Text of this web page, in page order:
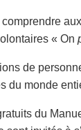
« On
de
du monde
du